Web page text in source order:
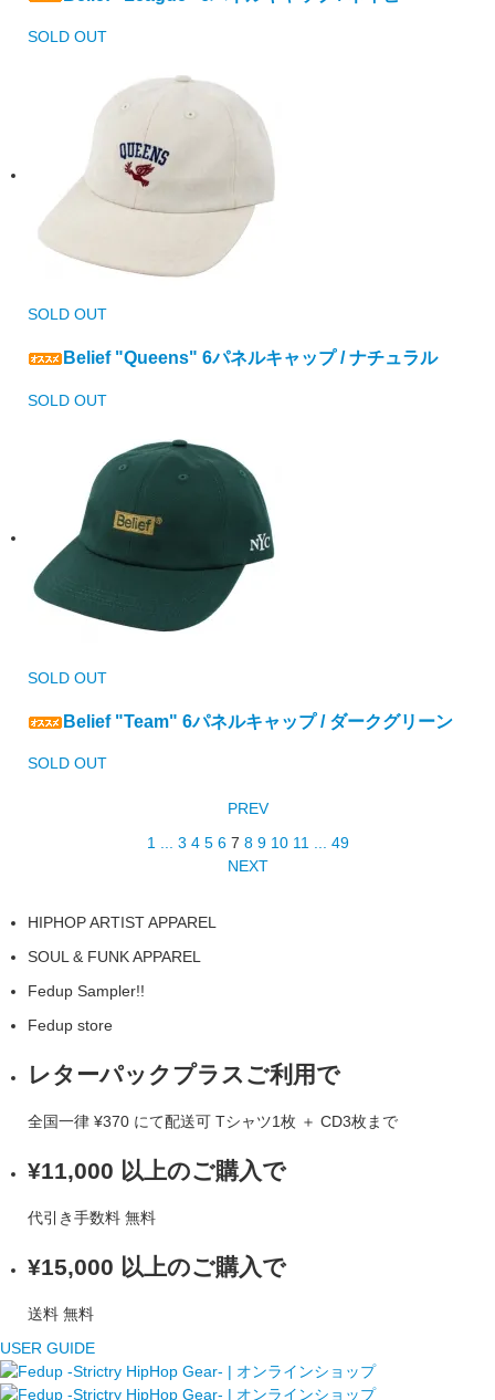
SOLD OUT
SOLD OUT
Belief "Queens" 6パネルキャップ / ナチュラル
SOLD OUT
SOLD OUT
Belief "Team" 6パネルキャップ / ダークグリーン
SOLD OUT
PREV
1 ... 3 4 5 6 7 8 9 10 11 ... 49
NEXT
HIPHOP ARTIST APPAREL
SOUL & FUNK APPAREL
Fedup Sampler!!
Fedup store
レターパックプラスご利用で
全国一律 ¥370 にて配送可 Tシャツ1枚 ＋ CD3枚まで
¥11,000 以上のご購入で
代引き手数料 無料
¥15,000 以上のご購入で
送料 無料
USER GUIDE